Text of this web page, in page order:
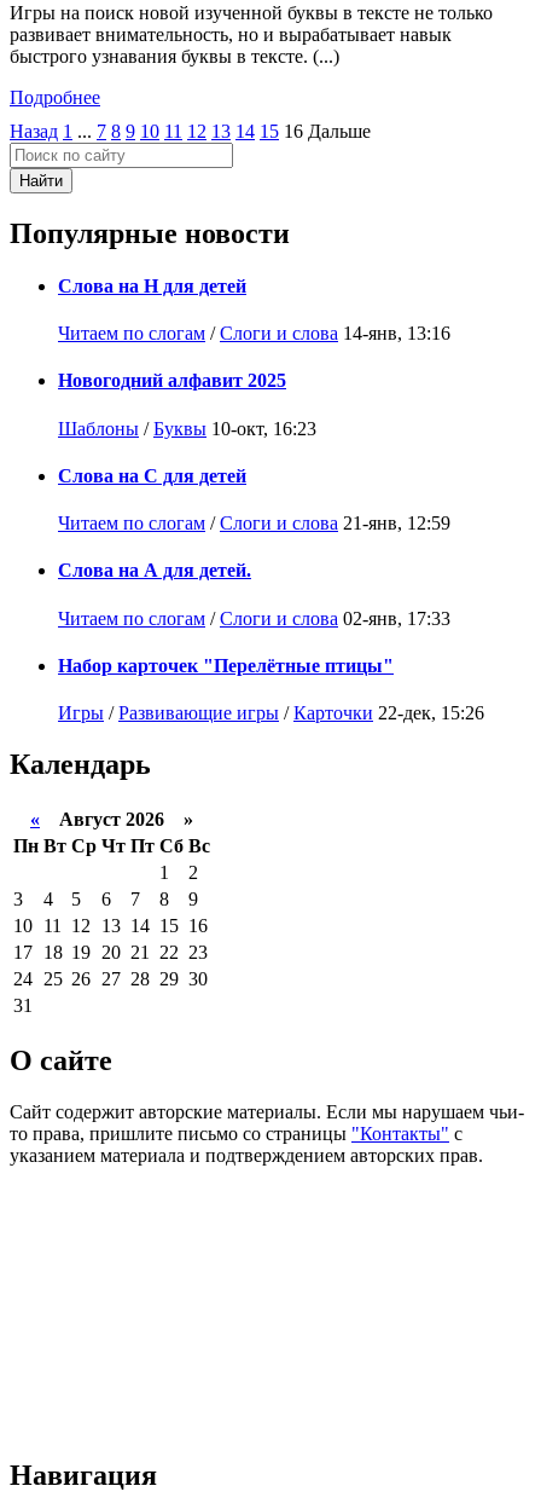
Игры на поиск новой изученной буквы в тексте не только
развивает внимательность, но и вырабатывает навык
быстрого узнавания буквы в тексте. (...)
Подробнее
Назад 1 ... 7 8 9 10 11 12 13 14 15 16 Дальше
Найти
Популярные новости
Слова на Н для детей
Читаем по слогам /Слоги и слова 14-янв, 13:16
Новогодний алфавит 2025
Шаблоны /Буквы 10-окт, 16:23
Слова на С для детей
Читаем по слогам /Слоги и слова 21-янв, 12:59
Слова на А для детей.
Читаем по слогам /Слоги и слова 02-янв, 17:33
Набор карточек "Перелётные птицы"
Игры /Развивающие игры /Карточки 22-дек, 15:26
Календарь
« Август 2026 »
Пн Вт Ср Чт Пт Сб Вс
1
2
3
4 5 6 7 8
9
10 11 12 13 14 15 16
17 18 19 20 21 22 23
24 25 26 27 28 29 30
31
О сайте
Сайт содержит авторские материалы. Если мы нарушаем чьи-
то права, пришлите письмо со страницы "Контакты" с
указанием материала и подтверждением авторских прав.
Навигация